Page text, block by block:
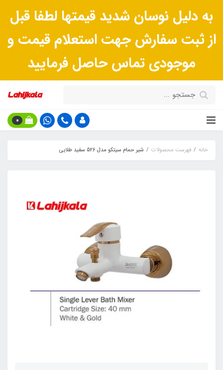
به دلیل نوسان شدید قیمتها لطفا قبل
از ثبت سفارش جهت استعلام قیمت و
موجودی تماس حاصل فرمایید
0
خانه فهرست محصولات شیر حمام سیتکو مدل 526 سفید طلایی